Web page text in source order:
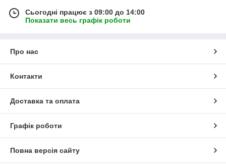
Сьогодні працює з 09:00 до 14:00
Показати весь графік роботи
Про нас
Контакти
Доставка та оплата
Графік роботи
Повна версія сайту